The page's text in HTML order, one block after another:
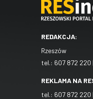
REDAKCJA:
Rzeszów
tel.: 607 872 220
REKLAMA NA
tel.: 607 872 220